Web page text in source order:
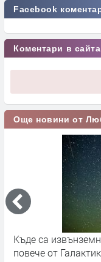
Facebook
Коментари в сайта
Още новини от
Къде са
повече от